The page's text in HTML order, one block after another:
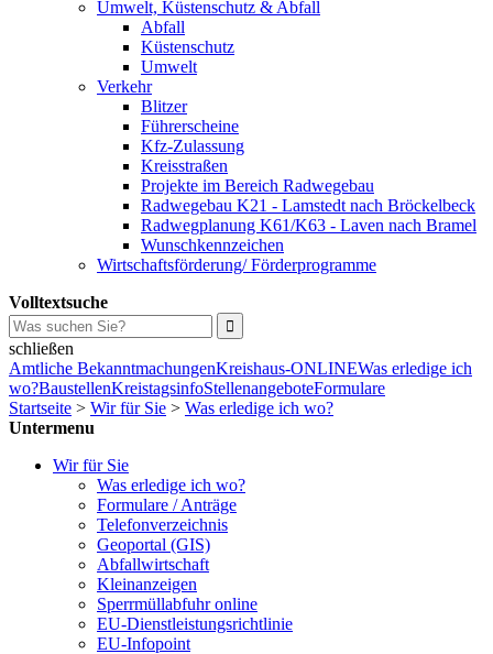
Umwelt, Küstenschutz & Abfall
Abfall
Küstenschutz
Umwelt
Verkehr
Blitzer
Führerscheine
Kfz-Zulassung
Kreisstraßen
Projekte im Bereich Radwegebau
Radwegebau K21 - Lamstedt nach Bröckelbeck
Radwegplanung K61/K63 - Laven nach Bramel
Wunschkennzeichen
Wirtschaftsförderung/ Förderprogramme
Volltextsuche
schließen
Amtliche BekanntmachungenKreishaus-ONLINEWas erledige ich
wo?BaustellenKreistagsinfoStellenangeboteFormulare
Startseite > Wir für Sie > Was erledige ich wo?
Untermenu
Wir für Sie
Was erledige ich wo?
Formulare / Anträge
Telefonverzeichnis
Geoportal (GIS)
Abfallwirtschaft
Kleinanzeigen
Sperrmüllabfuhr online
EU-Dienstleistungsrichtlinie
EU-Infopoint